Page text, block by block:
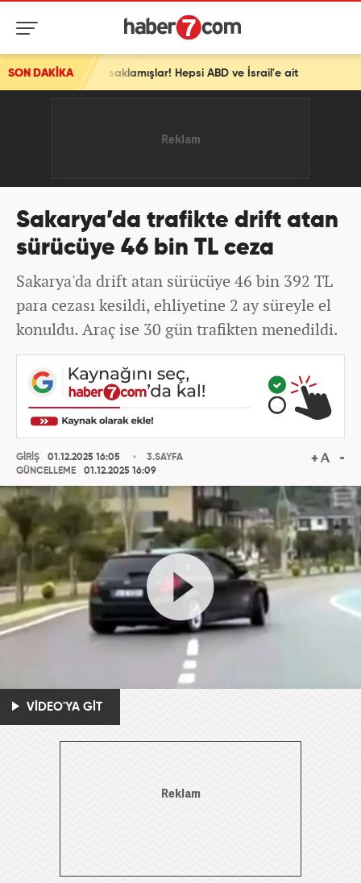
SON DAKİKA
saklamışlar! Hepsi ABD ve İsrail'e ait
Sakarya’da trafikte drift atan
sürücüye 46 bin TL ceza
Sakarya'da drift atan sürücüye 46 bin 392 TL
para cezası kesildi, ehliyetine 2 ay süreyle el
konuldu. Araç ise 30 gün trafikten menedildi.
GİRİŞ
01.12.2025 16:05
GÜNCELLEME
01.12.2025 16:09
3.SAYFA
VİDEO'YA GİT